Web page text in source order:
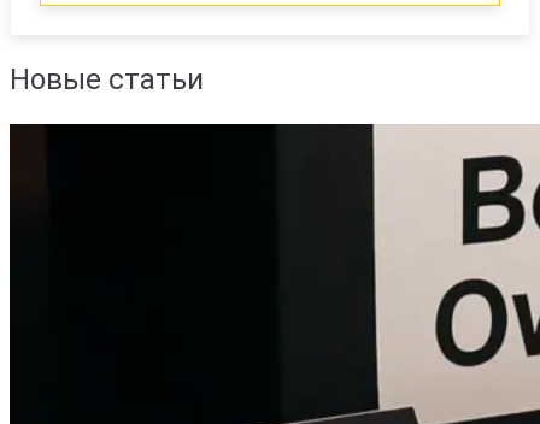
Новые статьи